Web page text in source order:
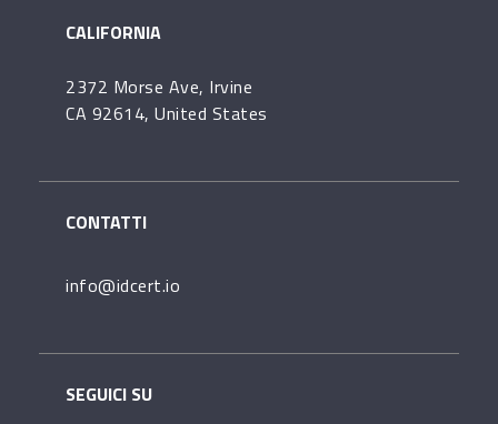
CALIFORNIA
2372 Morse Ave, Irvine
CA 92614, United States
CONTATTI
info@idcert.io
SEGUICI SU